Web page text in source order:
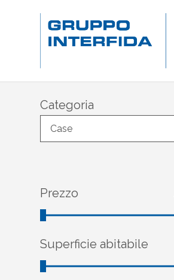
Categoria
Case
Prezzo
Superficie abitabile